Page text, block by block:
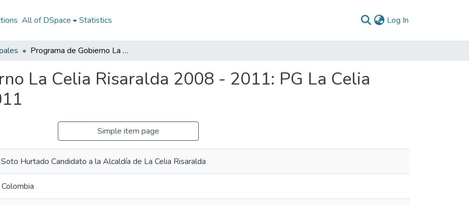
All of DSpace Statistics Log In
Programa de Gobierno La Celia Risaralda 2008 - 2011: PG La Celia Risaralda 2008 - 2011
La Celia Risaralda 2008 - 2011: PG La Celia
Simple item page
Soto Hurtado Candidato a la Alcaldía de La Celia Risaralda